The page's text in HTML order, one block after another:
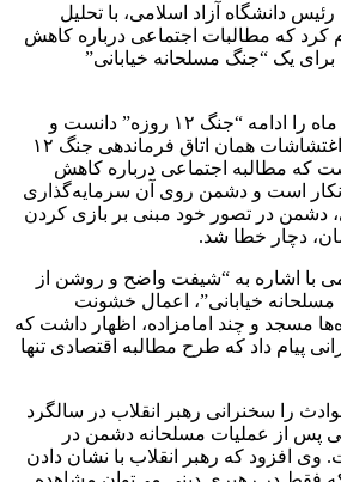
رئیس دانشگاه آزاد اسلامی، با تحلیل
کرد که مطالبات اجتماعی درباره کاهش
یک “جنگ مسلحانه خیابانی”
رنجبر وقایع ۱۸ و ۱۹ دی ماه را ادامه “جنگ ۱۲ روزه” دانست و
گفت که اتاق فرماندهی اغتشاشات همان اتاق فرماندهی جنگ ۱۲
که مطالبه اجتماعی درباره کاهش
است و دشمن روی آن سرمایه‌گذاری
دشمن در تصور خود مبنی بر بازی کردن
دچار خطا شد.
با اشاره به “شیفت واضح و روشن از
خیابانی”، اعمال خشونت
مسجد و چند امامزاده، اظهار داشت که
پیام داد که طرح مطالبه اقتصادی تنها
را سخنرانی رهبر انقلاب در سالگرد
پس از عملیات مسلحانه دشمن در
وی افزود که رهبر انقلاب با نشان دادن